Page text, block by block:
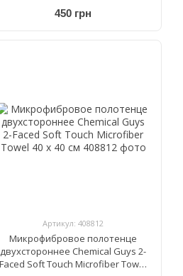
450 грн
Артикул: 408812
Микрофибровое полотенце
двухстороннее Chemical Guys 2-
Faced Soft Touch Microfiber Towel